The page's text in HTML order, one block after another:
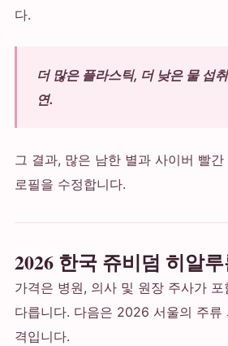
다.
더 많은 플라스틱, 더 낮은 물 섭
연.
그 결과, 많은 남한 별과 사이버 빨
로필을 수정합니다.
2026 한국 쥬비덤 히알
가격은 병원, 의사 및 원장 주사가
다릅니다. 다음은 2026 서울의 주류
격입니다.